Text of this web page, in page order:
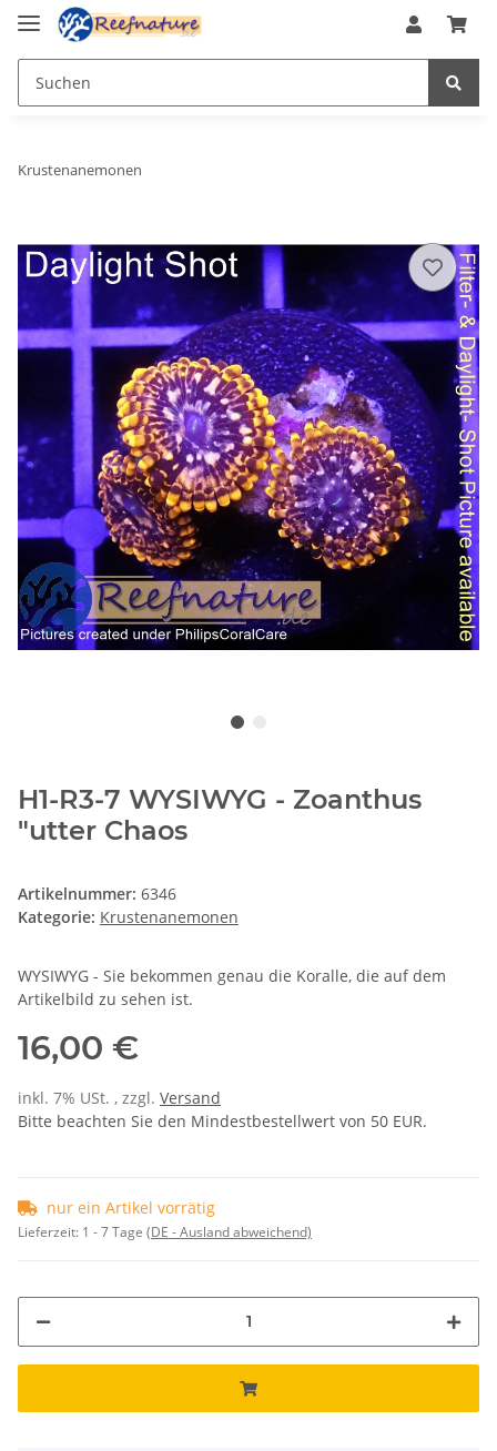
Krustenanemonen
H1-R3-7 WYSIWYG - Zoanthus
"utter Chaos
Artikelnummer: 6346
Kategorie: Krustenanemonen
WYSIWYG - Sie bekommen genau die Koralle, die auf dem
Artikelbild zu sehen ist.
16,00 €
inkl. 7% USt. , zzgl. Versand
Bitte beachten Sie den Mindestbestellwert von 50 EUR.
nur ein Artikel vorrätig
Lieferzeit: 1 - 7 Tage (DE - Ausland abweichend)